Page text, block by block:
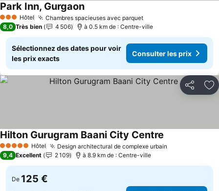
3 ÉtoilesHôtel Chambres spacieuses avec parquet
Park Inn, Gurgaon
8,0 Très bien 4 506 à 0.5 km de : Centre-ville
Sélectionnez des dates pour voir
les prix exacts
Consulter les prix
Partager
5 Étoiles Hôtel Design architectural de complexe urbain
Hilton Gurugram Baani City Centre
9,4 Excellent 2 109 à 8.9 km de : Centre-ville
De 125 €